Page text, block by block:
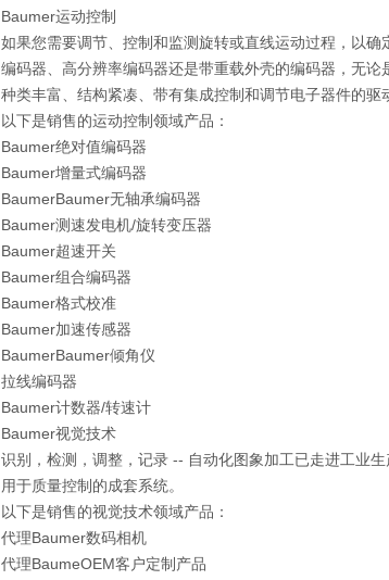
Baumer运动控制
如果您需要调节、控制和监测旋转或直线运动过程，以
编码器、高分辨率编码器还是带重载外壳的编码器，无
种类丰富、结构紧凑、带有集成控制和调节电子器件的驱
以下是销售的运动控制领域产品：
Baumer绝对值编码器
Baumer增量式编码器
BaumerBaumer无轴承编码器
Baumer测速发电机/旋转变压器
Baumer超速开关
Baumer组合编码器
Baumer格式校准
Baumer加速传感器
BaumerBaumer倾角仪
拉线编码器
Baumer计数器/转速计
Baumer视觉技术
识别，检测，调整，记录 -- 自动化图象加工已走进工业
用于质量控制的成套系统。
以下是销售的视觉技术领域产品：
代理Baumer数码相机
代理BaumeOEM客户定制产品